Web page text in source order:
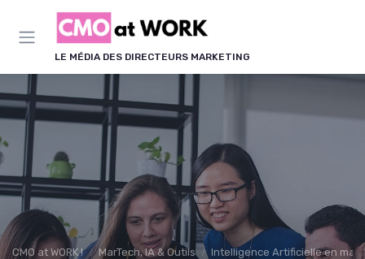
LE MÉDIA DES DIRECTEURS MARKETING
CMO at WORK ! MarTech, IA & Outils Intelligence Artificielle en
Panneau de gestion des cookies